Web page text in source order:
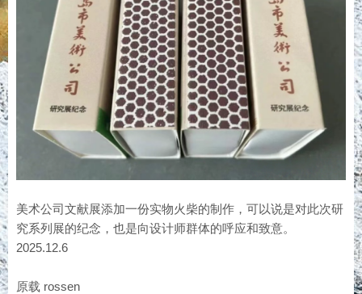
美术公司文献展添加一份实物火柴的制作，可以说是对此次研
究系列展的纪念，也是向设计师群体的呼应和致意。
2025.12.6
原载 rossen